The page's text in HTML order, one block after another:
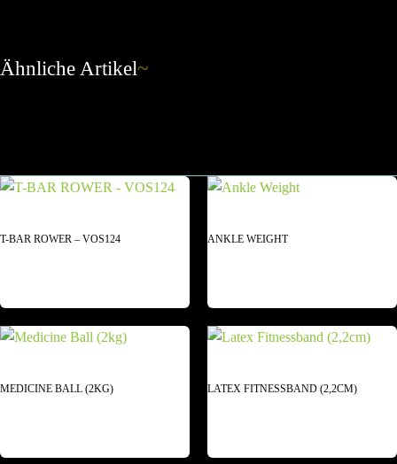
Ähnliche Artikel~
T-BAR ROWER – VOS124 ANKLE WEIGHT
MEDICINE BALL (2KG) LATEX FITNESSBAND (2,2CM)